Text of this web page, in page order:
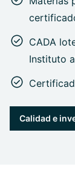
CADA
Instituto
Calidad e